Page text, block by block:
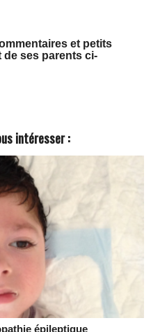
et petits
de ses parents ci-
intéresser :
épileptique